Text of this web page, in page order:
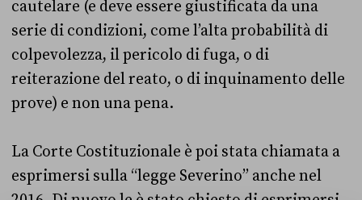
cautelare (e deve essere giustificata da una
serie di condizioni, come l’alta probabilità di
colpevolezza, il pericolo di fuga, o di
reiterazione del reato, o di inquinamento delle
prove) e non una pena.
La Corte Costituzionale è poi stata chiamata a
esprimersi sulla “legge Severino” anche nel